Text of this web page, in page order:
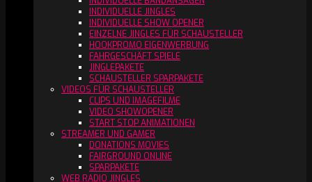
INDIVIDUELLE JINGLES
INDIVIDUELLE SHOW OPENER
EINZELNE JINGLES FÜR SCHAUSTELLER
HOOKPROMO EIGENWERBUNG
FAHRGESCHÄFT SPIELE
JINGLEPAKETE
SCHAUSTELLER SPARPAKETE
VIDEOS FÜR SCHAUSTELLER
CLIPS UND IMAGEFILME
VIDEO SHOWOPENER
START STOP ANIMATIONEN
STREAMER UND GAMER
DONATIONS MOVIES
FAIRGROUND ONLINE
SPARPAKETE
WEB RADIO JINGLES